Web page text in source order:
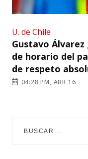
U. de Chile
Gustavo
de horario del
de respeto
04:28 PM, ABR 16